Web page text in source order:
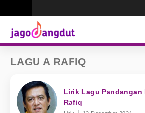
LAGU A RAFIQ
Lirik Lagu Pandangan
Rafiq